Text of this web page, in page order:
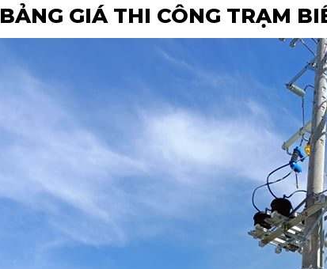
BẢNG GIÁ THI CÔNG TRẠM